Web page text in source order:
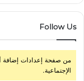
Follow Us
من صفحة إعدادات إضافة
الإجتماعية.